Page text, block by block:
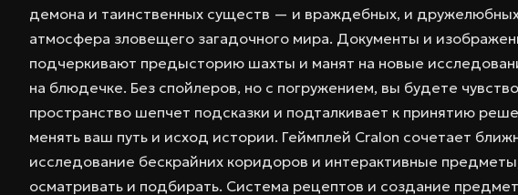
демона и таинственных существ — и враждебных, и
атмосфера зловещего загадочного мира. Документы и
подчеркивают предысторию шахты и манят на новые
на блюдечке. Без спойлеров, но с погружением, вы будете
пространство шепчет подсказки и подталкивает к принятию
менять ваш путь и исход истории. Геймплей Cralon сочетает
исследование бескрайних коридоров и интерактивные
осматривать и подбирать. Система рецептов и создание